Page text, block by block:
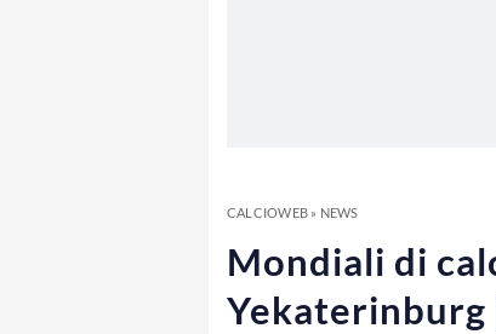
CALCIOWEB» NEWS
Mondiali di
Yekaterinburg